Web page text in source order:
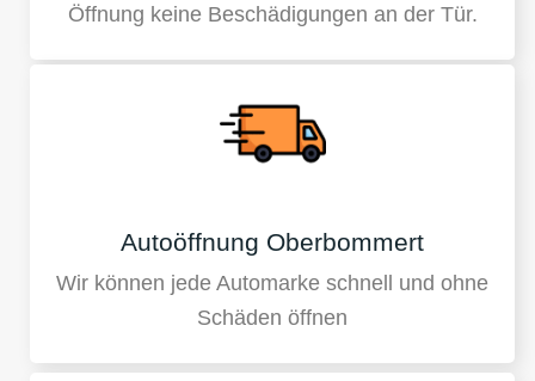
Öffnung keine Beschädigungen an der Tür.
Autoöffnung Oberbommert
Wir können jede Automarke schnell und ohne
Schäden öffnen